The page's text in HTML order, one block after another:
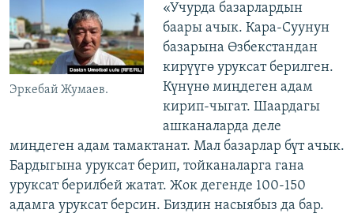
Эркебай Жумаев.
«Учурда базарлардын
баары ачык. Кара-Суунун
базарына Өзбекстандан
кирүүгө уруксат берилген.
Күнүнө миңдеген адам
кирип-чыгат. Шаардагы
ашканаларда деле
миңдеген адам тамактанат. Мал базарлар бүт ачык.
Бардыгына уруксат берип, тойканаларга гана
уруксат берилбей жатат. Жок дегенде 100-150
адамга уруксат берсин. Биздин насыябыз да бар.